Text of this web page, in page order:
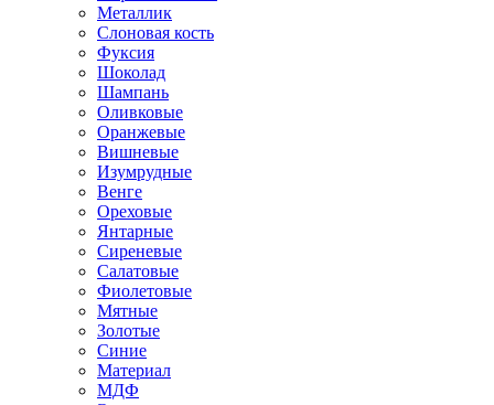
Металлик
Слоновая кость
Фуксия
Шоколад
Шампань
Оливковые
Оранжевые
Вишневые
Изумрудные
Венге
Ореховые
Янтарные
Сиреневые
Салатовые
Фиолетовые
Мятные
Золотые
Синие
Материал
МДФ